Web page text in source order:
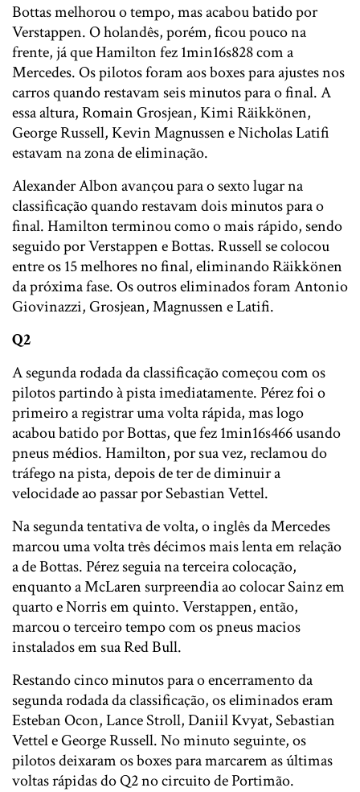
Bottas melhorou o tempo, mas acabou batido por
Verstappen. O holandês, porém, ficou pouco na
frente, já que Hamilton fez 1min16s828 com a
Mercedes. Os pilotos foram aos boxes para ajustes nos
carros quando restavam seis minutos para o final. A
essa altura, Romain Grosjean, Kimi Räikkönen,
George Russell, Kevin Magnussen e Nicholas Latifi
estavam na zona de eliminação.
Alexander Albon avançou para o sexto lugar na
classificação quando restavam dois minutos para o
final. Hamilton terminou como o mais rápido, sendo
seguido por Verstappen e Bottas. Russell se colocou
entre os 15 melhores no final, eliminando Räikkönen
da próxima fase. Os outros eliminados foram Antonio
Giovinazzi, Grosjean, Magnussen e Latifi.
Q2
A segunda rodada da classificação começou com os
pilotos partindo à pista imediatamente. Pérez foi o
primeiro a registrar uma volta rápida, mas logo
acabou batido por Bottas, que fez 1min16s466 usando
pneus médios. Hamilton, por sua vez, reclamou do
tráfego na pista, depois de ter de diminuir a
velocidade ao passar por Sebastian Vettel.
Na segunda tentativa de volta, o inglês da Mercedes
marcou uma volta três décimos mais lenta em relação
a de Bottas. Pérez seguia na terceira colocação,
enquanto a McLaren surpreendia ao colocar Sainz em
quarto e Norris em quinto. Verstappen, então,
marcou o terceiro tempo com os pneus macios
instalados em sua Red Bull.
Restando cinco minutos para o encerramento da
segunda rodada da classificação, os eliminados eram
Esteban Ocon, Lance Stroll, Daniil Kvyat, Sebastian
Vettel e George Russell. No minuto seguinte, os
pilotos deixaram os boxes para marcarem as últimas
voltas rápidas do Q2 no circuito de Portimão.